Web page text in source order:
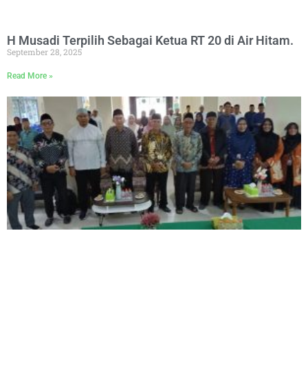
H Musadi Terpilih Sebagai Ketua RT 20 di Air Hitam.
September 28, 2025
Read More »